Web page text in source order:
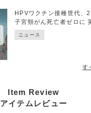
HPVワクチン接種世代、
子宮頸がん死亡者ゼロに
ニュース
す
Item Review
アイテムレビュー